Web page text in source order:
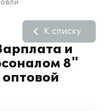
и
8"
К списку